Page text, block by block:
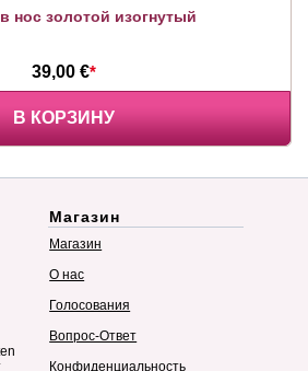
нос золотой изогнутый
39,00 €*
В КОРЗИНУ
Магазин
Магазин
О нас
Голосования
Вопрос-Ответ
Конфиденциальность